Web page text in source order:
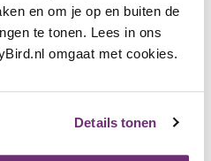
en om je op en buiten de
te tonen. Lees in ons
omgaat met cookies.
Details tonen